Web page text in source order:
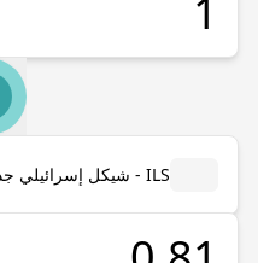
ILS - شيكل إسرائيلي جديد